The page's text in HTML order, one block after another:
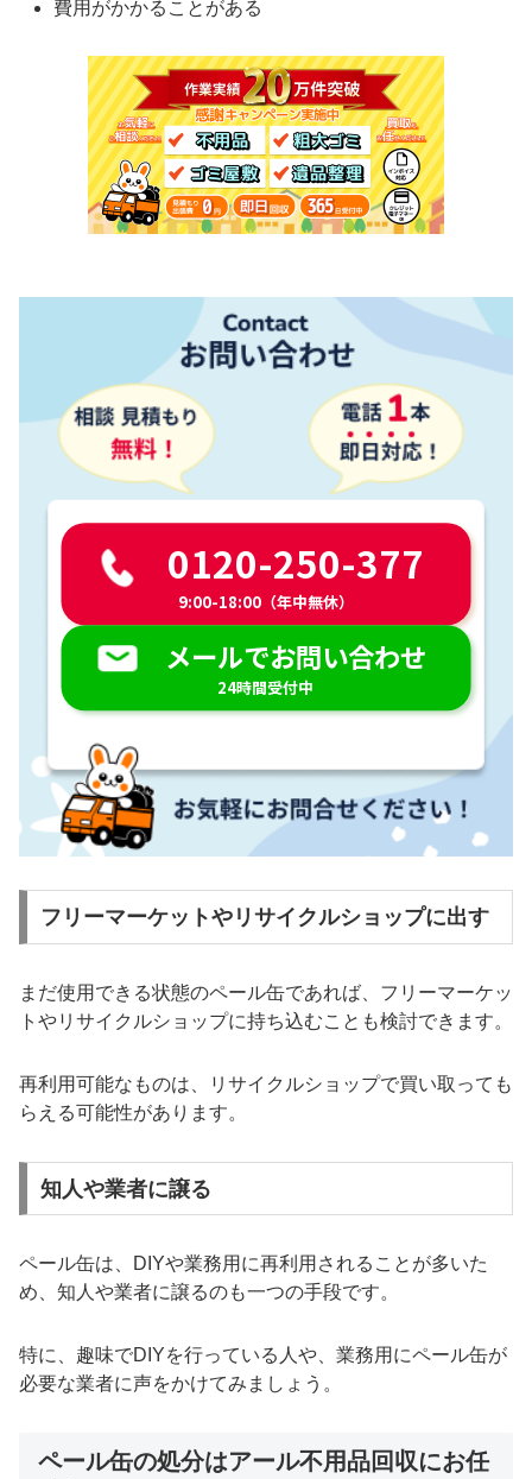
費用がかかることがある
0120-250-377
9:00-18:00（年中無休）
メールでお問い合わせ
24時間受付中
フリーマーケットやリサイクルショップに出す
まだ使用できる状態のペール缶であれば、フリーマーケッ
トやリサイクルショップに持ち込むことも検討できます。
再利用可能なものは、リサイクルショップで買い取っても
らえる可能性があります。
知人や業者に譲る
ペール缶は、DIYや業務用に再利用されることが多いた
め、知人や業者に譲るのも一つの手段です。
特に、趣味でDIYを行っている人や、業務用にペール缶が
必要な業者に声をかけてみましょう。
ペール缶の処分はアール不用品回収にお任